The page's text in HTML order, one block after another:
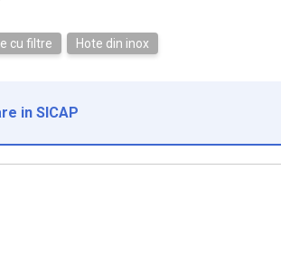
cu filtre Hote din inox
in SICAP